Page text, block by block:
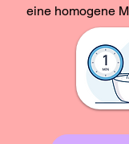
eine homogene